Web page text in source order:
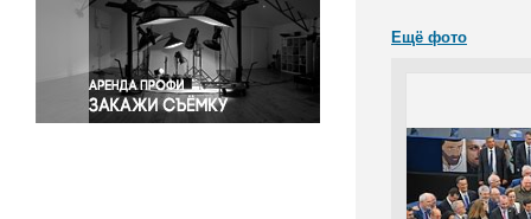
Спорт
Экология
Экономика и бизнес
Ещё фото